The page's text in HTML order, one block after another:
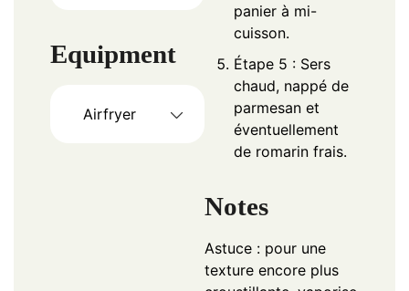
Equipment
Airfryer
panier à mi-
cuisson.
Étape 5 : Sers
chaud, nappé de
parmesan et
éventuellement
de romarin frais.
Notes
Astuce : pour une
texture encore plus